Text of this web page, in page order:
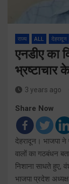
राज्य ALL देहरादून
एनडीए का
भ्रष्टाचार
3 years ago
Share Now
देहरादून। भाजपा
वालों का गठबंधन
निशाना साधते हुए,
भाजपा प्रदेश